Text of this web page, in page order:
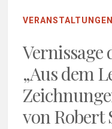
VERANSTALTUNGEN
Vernissage
„Aus dem
von Robert